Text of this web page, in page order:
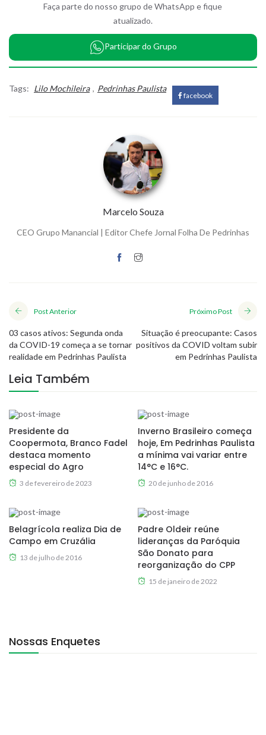
Faça parte do nosso grupo de WhatsApp e fique
atualizado.
Participar do Grupo
Tags: Lilo Mochileira , Pedrinhas Paulista
facebook
Marcelo Souza
CEO Grupo Manancial | Editor Chefe Jornal Folha De Pedrinhas
Post Anterior
03 casos ativos: Segunda onda
da COVID-19 começa a se tornar
realidade em Pedrinhas Paulista
Próximo Post
Situação é preocupante: Casos
positivos da COVID voltam subir
em Pedrinhas Paulista
Leia Também
Presidente da
Coopermota, Branco Fadel
destaca momento
especial do Agro
3 de fevereiro de 2023
Inverno Brasileiro começa
hoje, Em Pedrinhas Paulista
a mínima vai variar entre
14°C e 16°C.
20 de junho de 2016
Belagrícola realiza Dia de
Campo em Cruzália
13 de julho de 2016
Padre Oldeir reúne
lideranças da Paróquia
São Donato para
reorganização do CPP
15 de janeiro de 2022
Nossas Enquetes